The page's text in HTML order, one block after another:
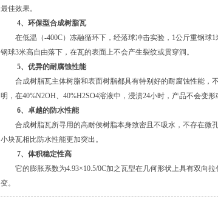
最佳效果。
4、环保型合成树脂瓦
在低温（-400C）冻融循环下，经落球冲击实验，1公斤重钢球1
钢球3米高自由落下，在瓦的表面上不会产生裂纹或贯穿洞。
5、优异的耐腐蚀性能
合成树脂瓦主体树脂和表面树脂都具有特别好的耐腐蚀性能，
明，在40%N2OH、40%H2SO4溶液中，浸渍24小时，产品不会变
6、卓越的防水性能
合成树脂瓦所寻用的高耐侯树脂本身致密且不吸水，不存在微
小块瓦相比防水性能更加突出。
7、体积稳定性高
它的膨胀系数为4.93×10.5/0C加之瓦型在几何形状上具有双向拉
变。